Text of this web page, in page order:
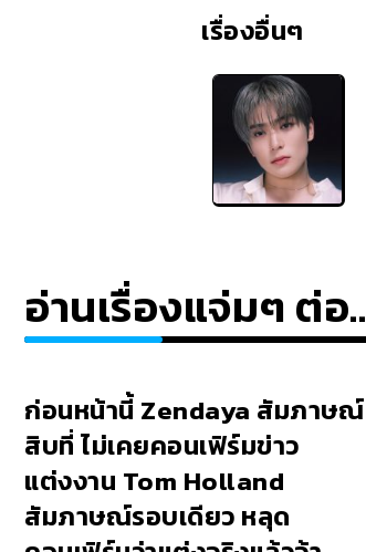
เรื่องอื่นๆ
อ่านเรื่องแจ่มๆ ต่อ..
ก่อนหน้านี้ Zendaya สัมภาษณ์
สิบที่ ไม่เคยคอนเฟิร์มข่าว
แต่งงาน Tom Holland
สัมภาษณ์รอบเดียว หลุด